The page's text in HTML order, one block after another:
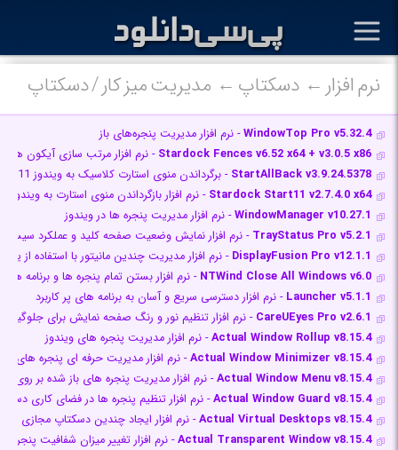
نرم افزار دسکتاپ مدیریت میز کار / دسکتاپ
WindowTop Pro v5.32.4- نرم افزار مدیریت پنجره‌های باز
Stardock Fences v6.52 x64 + v3.0.5 x86 - نرم افزار مرتب سازی آیکون
StartAllBack v3.9.24.5378 - برگرداندن منوی استارت کلاسیک به ویندوز 11
Stardock Start11 v2.7.4.0 x64 - نرم افزار بازگرداندن منوی استارت به ویندوز 11
WindowManager v10.27.1- نرم افزار مدیریت پنجره ها در ویندوز
TrayStatus Pro v5.2.1 - نرم افزار نمایش وضعیت صفحه کلید و عملکرد سیستم
DisplayFusion Pro v12.1.1 - نرم افزار مدیریت چندین مانیتور با استفاده از
NTWind Close All Windows v6.0 - نرم افزار بستن تمام پنجره ها و برنامه
Launcher v5.1.1 - نرم افزار دسترسی سریع و آسان به برنامه های پر کاربرد
CareUEyes Pro v2.6.1 - نرم افزار تنظیم نور و رنگ صفحه نمایش برای
Actual Window Rollup v8.15.4- نرم افزار مدیریت پنجره های ویندوز
Actual Window Minimizer v8.15.4- نرم افزار مدیریت حرفه ای پنجره های
Actual Window Menu v8.15.4- نرم افزار مدیریت پنجره های باز شده بر روی
Actual Window Guard v8.15.4- نرم افزار تنظیم پنجره ها در فضای کاری
Actual Virtual Desktops v8.15.4- نرم افزار ایجاد چندین دسکتاپ مجازی در
Actual Transparent Window v8.15.4- نرم افزار تغییر میزان شفافیت پنجره